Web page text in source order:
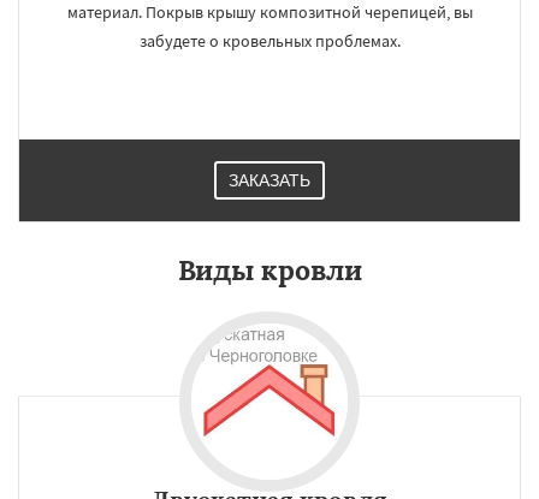
материал. Покрыв крышу композитной черепицей, вы
забудете о кровельных проблемах.
ЗАКАЗАТЬ
Виды кровли